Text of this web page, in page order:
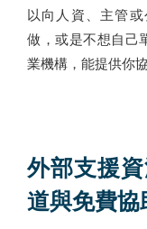
以向人資、主管
做，或是不想自己
業機構，能提供你
外部支援
道與免費